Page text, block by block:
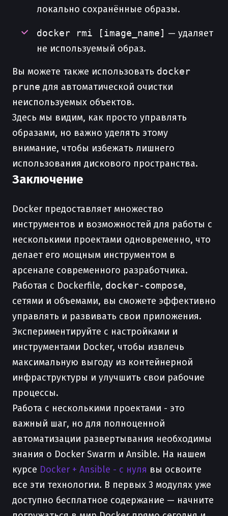
локально сохранённые образы.
docker rmi [image_name] — удаляет
не используемый образ.
Вы можете также использовать docker
prune для автоматической очистки
неиспользуемых объектов.
Здесь мы видим, как просто управлять
образами, но важно уделять этому
внимание, чтобы избежать лишнего
использования дискового пространства.
Заключение
Docker предоставляет множество
инструментов и возможностей для работы с
несколькими проектами одновременно, что
делает его мощным инструментом в
арсенале современного разработчика.
Работая с Dockerfile, docker-compose,
сетями и объемами, вы сможете эффективно
управлять и развивать свои приложения.
Экспериментируйте с настройками и
инструментами Docker, чтобы извлечь
максимальную выгоду из контейнерной
инфраструктуры и улучшить свои рабочие
процессы.
Работа с несколькими проектами - это
важный шаг, но для полноценной
автоматизации развертывания необходимы
знания о Docker Swarm и Ansible. На нашем
курсе Docker + Ansible - с нуля вы освоите
все эти технологии. В первых 3 модулях уже
доступно бесплатное содержание — начните